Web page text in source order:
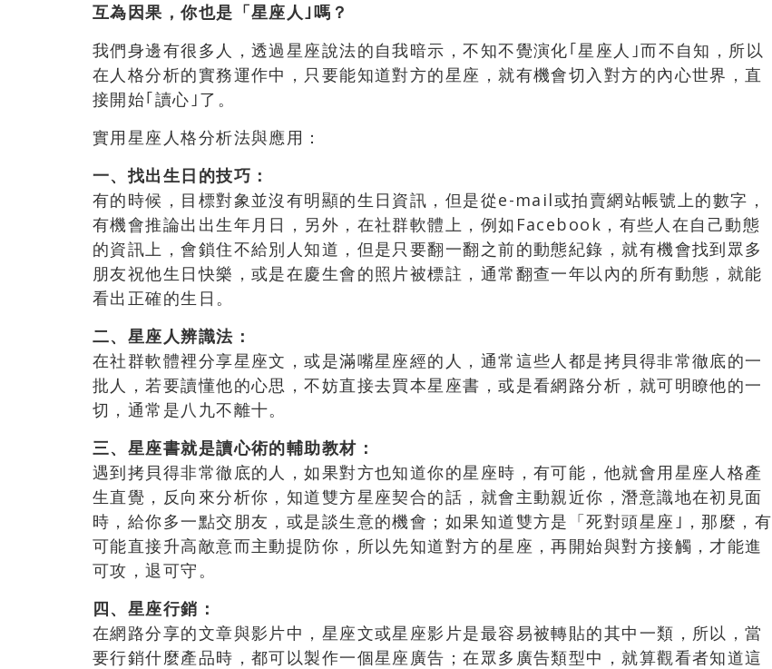
互為因果，你也是「星座人｣嗎？
我們身邊有很多人，透過星座說法的自我暗示，不知不覺演化｢星座人｣而不自知，所以
在人格分析的實務運作中，只要能知道對方的星座，就有機會切入對方的內心世界，直
接開始｢讀心｣了。
實用星座人格分析法與應用：
一、找出生日的技巧：
有的時候，目標對象並沒有明顯的生日資訊，但是從e-mail或拍賣網站帳號上的數字，
有機會推論出出生年月日，另外，在社群軟體上，例如Facebook，有些人在自己動態
的資訊上，會鎖住不給別人知道，但是只要翻一翻之前的動態紀錄，就有機會找到眾多
朋友祝他生日快樂，或是在慶生會的照片被標註，通常翻查一年以內的所有動態，就能
看出正確的生日。
二、星座人辨識法：
在社群軟體裡分享星座文，或是滿嘴星座經的人，通常這些人都是拷貝得非常徹底的一
批人，若要讀懂他的心思，不妨直接去買本星座書，或是看網路分析，就可明瞭他的一
切，通常是八九不離十。
三、星座書就是讀心術的輔助教材：
遇到拷貝得非常徹底的人，如果對方也知道你的星座時，有可能，他就會用星座人格產
生直覺，反向來分析你，知道雙方星座契合的話，就會主動親近你，潛意識地在初見面
時，給你多一點交朋友，或是談生意的機會；如果知道雙方是「死對頭星座｣，那麼，有
可能直接升高敵意而主動提防你，所以先知道對方的星座，再開始與對方接觸，才能進
可攻，退可守。
四、星座行銷：
在網路分享的文章與影片中，星座文或星座影片是最容易被轉貼的其中一類，所以，當
要行銷什麼產品時，都可以製作一個星座廣告；在眾多廣告類型中，就算觀看者知道這